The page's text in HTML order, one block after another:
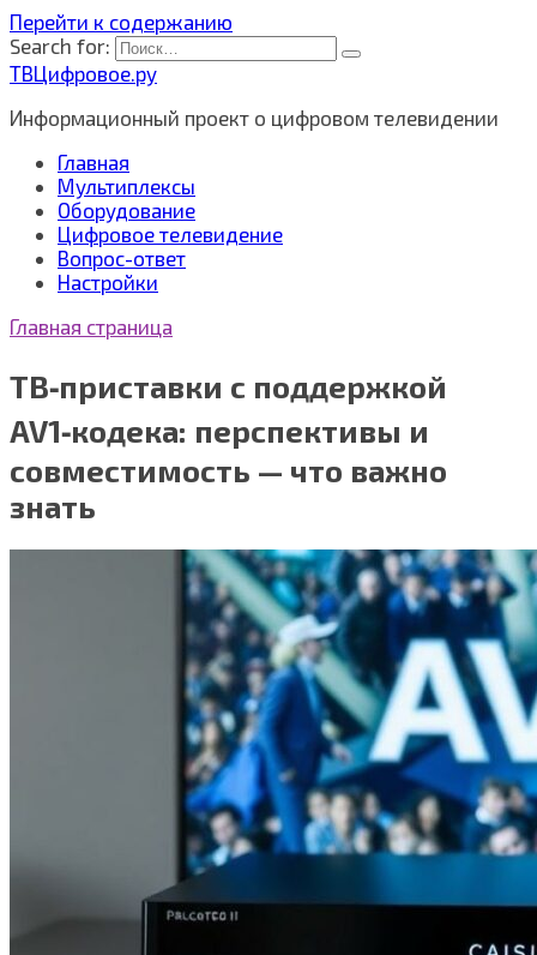
Перейти к содержанию
Search for:
ТВЦифровое.ру
Информационный проект о цифровом телевидении
Главная
Мультиплексы
Оборудование
Цифровое телевидение
Вопрос-ответ
Настройки
Главная страница
ТВ‑приставки с поддержкой
AV1‑кодека: перспективы и
совместимость — что важно
знать